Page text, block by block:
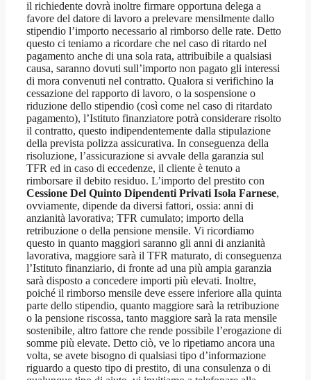
il richiedente dovrà inoltre firmare opportuna delega a
favore del datore di lavoro a prelevare mensilmente dallo
stipendio l’importo necessario al rimborso delle rate. Detto
questo ci teniamo a ricordare che nel caso di ritardo nel
pagamento anche di una sola rata, attribuibile a qualsiasi
causa, saranno dovuti sull’importo non pagato gli interessi
di mora convenuti nel contratto. Qualora si verifichino la
cessazione del rapporto di lavoro, o la sospensione o
riduzione dello stipendio (così come nel caso di ritardato
pagamento), l’Istituto finanziatore potrà considerare risolto
il contratto, questo indipendentemente dalla stipulazione
della prevista polizza assicurativa. In conseguenza della
risoluzione, l’assicurazione si avvale della garanzia sul
TFR ed in caso di eccedenze, il cliente è tenuto a
rimborsare il debito residuo. L’importo del prestito con
Cessione Del Quinto Dipendenti Privati Isola Farnese,
ovviamente, dipende da diversi fattori, ossia: anni di
anzianità lavorativa; TFR cumulato; importo della
retribuzione o della pensione mensile. Vi ricordiamo
questo in quanto maggiori saranno gli anni di anzianità
lavorativa, maggiore sarà il TFR maturato, di conseguenza
l’Istituto finanziario, di fronte ad una più ampia garanzia
sarà disposto a concedere importi più elevati. Inoltre,
poiché il rimborso mensile deve essere inferiore alla quinta
parte dello stipendio, quanto maggiore sarà la retribuzione
o la pensione riscossa, tanto maggiore sarà la rata mensile
sostenibile, altro fattore che rende possibile l’erogazione di
somme più elevate. Detto ciò, ve lo ripetiamo ancora una
volta, se avete bisogno di qualsiasi tipo d’informazione
riguardo a questo tipo di prestito, di una consulenza o di